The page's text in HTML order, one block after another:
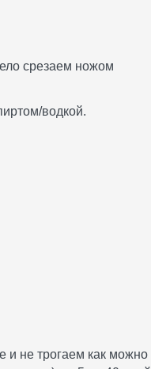
срезаем ножом
водкой.
и не трогаем как можно